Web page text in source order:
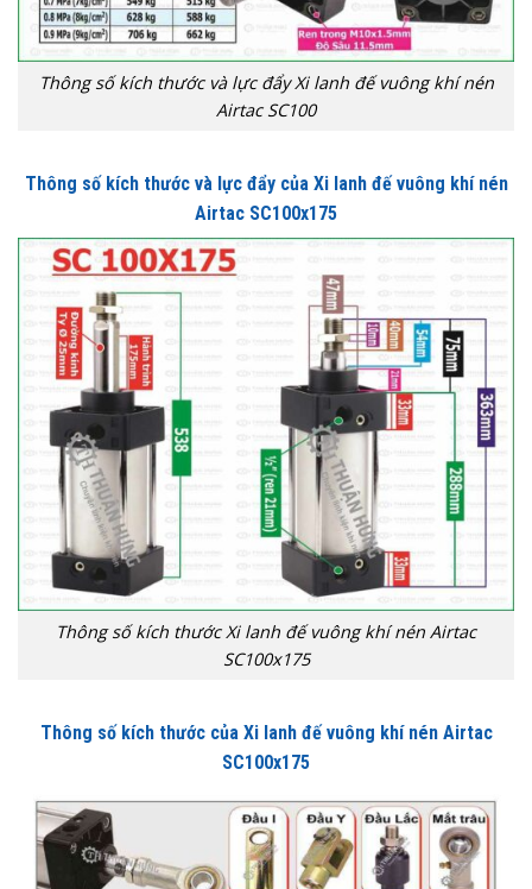
Thông số kích thước và lực đẩy Xi lanh đế vuông khí nén
Airtac SC100
Thông số kích thước và lực đẩy của Xi lanh đế vuông khí nén
Airtac SC100x175
Thông số kích thước Xi lanh đế vuông khí nén Airtac
SC100x175
Thông số kích thước của Xi lanh đế vuông khí nén Airtac
SC100x175